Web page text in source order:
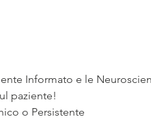
Informato e le
paziente!
o Persistente